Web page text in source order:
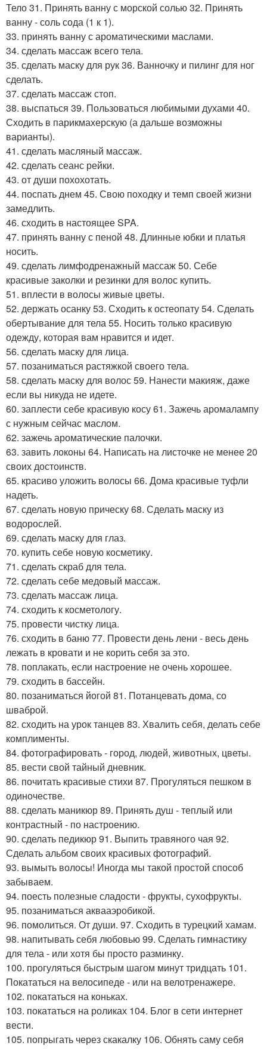
Тело 31. Принять ванну с морской солью 32. Принять
ванну - соль сода (1 к 1).
33. принять ванну с ароматическими маслами.
34. сделать массаж всего тела.
35. сделать маску для рук 36. Ванночку и пилинг для ног
сделать.
37. сделать массаж стоп.
38. выспаться 39. Пользоваться любимыми духами 40.
Сходить в парикмахерскую (а дальше возможны
варианты).
41. сделать масляный массаж.
42. сделать сеанс рейки.
43. от души похохотать.
44. поспать днем 45. Свою походку и темп своей жизни
замедлить.
46. сходить в настоящее SPA.
47. принять ванну с пеной 48. Длинные юбки и платья
носить.
49. сделать лимфодренажный массаж 50. Себе
красивые заколки и резинки для волос купить.
51. вплести в волосы живые цветы.
52. держать осанку 53. Сходить к остеопату 54. Сделать
обертывание для тела 55. Носить только красивую
одежду, которая вам нравится и идет.
56. сделать маску для лица.
57. позаниматься растяжкой своего тела.
58. сделать маску для волос 59. Нанести макияж, даже
если вы никуда не идете.
60. заплести себе красивую косу 61. Зажечь аромалампу
с нужным сейчас маслом.
62. зажечь ароматические палочки.
63. завить локоны 64. Написать на листочке не менее 20
своих достоинств.
65. красиво уложить волосы 66. Дома красивые туфли
надеть.
67. сделать новую прическу 68. Сделать маску из
водорослей.
69. сделать маску для глаз.
70. купить себе новую косметику.
71. сделать скраб для тела.
72. сделать себе медовый массаж.
73. сделать массаж лица.
74. сходить к косметологу.
75. провести чистку лица.
76. сходить в баню 77. Провести день лени - весь день
лежать в кровати и не корить себя за это.
78. поплакать, если настроение не очень хорошее.
79. сходить в бассейн.
80. позаниматься йогой 81. Потанцевать дома, со
шваброй.
82. сходить на урок танцев 83. Хвалить себя, делать себе
комплименты.
84. фотографировать - город, людей, животных, цветы.
85. вести свой тайный дневник.
86. почитать красивые стихи 87. Прогуляться пешком в
одиночестве.
88. сделать маникюр 89. Принять душ - теплый или
контрастный - по настроению.
90. сделать педикюр 91. Выпить травяного чая 92.
Сделать альбом своих красивых фотографий.
93. вымыть волосы! Иногда мы такой простой способ
забываем.
94. поесть полезные сладости - фрукты, сухофрукты.
95. позаниматься аквааэробикой.
96. помолиться. От души. 97. Сходить в турецкий хамам.
98. напитывать себя любовью 99. Сделать гимнастику
для тела - или хотя бы просто разминку.
100. прогуляться быстрым шагом минут тридцать 101.
Покататься на велосипеде - или на велотренажере.
102. покататься на коньках.
103. покататься на роликах 104. Блог в сети интернет
вести.
105. попрыгать через скакалку 106. Обнять саму себя